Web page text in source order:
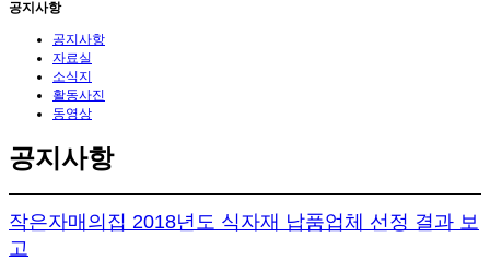
공지사항
공지사항
자료실
소식지
활동사진
동영상
공지사항
작은자매의집 2018년도 식자재 납품업체 선정 결과 보
고